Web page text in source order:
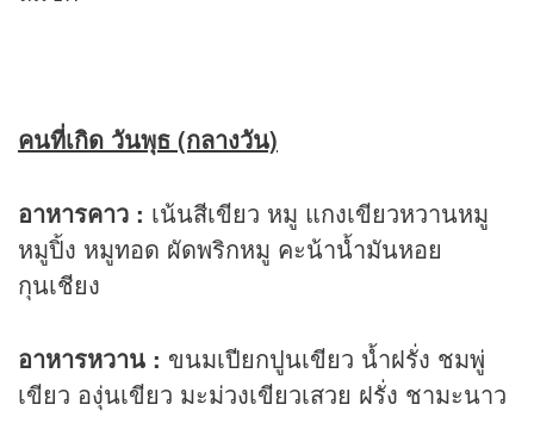
คนที่เกิด วันพุธ (กลางวัน)
อาหารคาว : เน้นสีเขียว หมู แกงเขียวหวานหมู
หมูปิ้ง หมูทอด ผัดพริกหมู คะน้าน้ำมันหอย
กุนเชียง
อาหารหวาน : ขนมเปียกปูนเขียว น้ำฝรั่ง ชมพู่
เขียว องุ่นเขียว มะม่วงเขียวเสวย ฝรั่ง ชามะนาว